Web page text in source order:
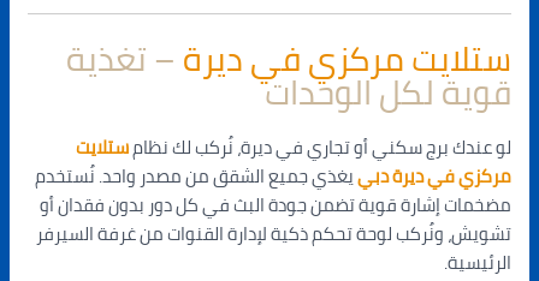
ستلايت مركزي في ديرة– تغذية
قوية لكل الوحدات
لو عندك برج سكني أو تجاري في ديرة، نُركب لك نظامستلايت
مركزي في ديرة دبييغذي جميع الشقق من مصدر واحد. نُستخدم
مضخمات إشارة قوية تضمن جودة البث في كل دور بدون فقدان أو
تشويش، ونُركب لوحة تحكم ذكية لإدارة القنوات من غرفة السيرفر
الرئيسية.